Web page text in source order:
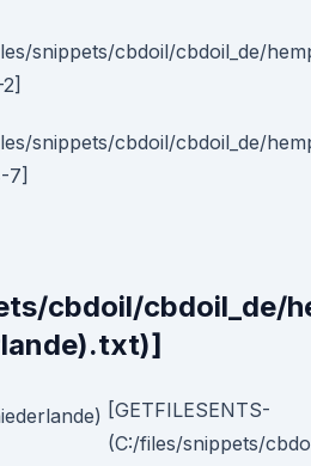
snippets/cbdoil/cbdoil_de/
snippets/cbdoil/cbdoil_de/
7]
cbdoil/cbdoil_de/
[GETFILESENTS-
(C:/files/snippets/